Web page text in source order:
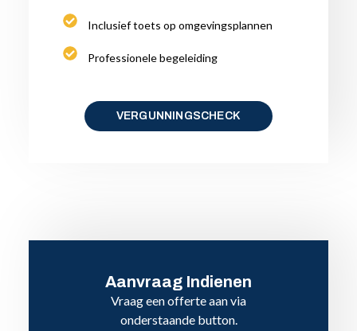
Inclusief toets op omgevingsplannen
Professionele begeleiding
VERGUNNINGSCHECK
Aanvraag Indienen
Vraag een offerte aan via
onderstaande button.